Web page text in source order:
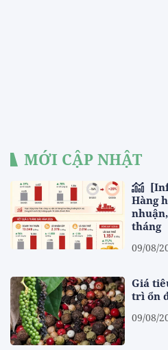
MỚI CẬP NHẬT
Hàng
tháng
09/08/
Giá
trì ổn
09/08/